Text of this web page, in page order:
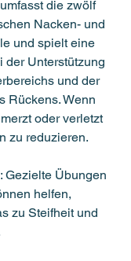
die zwölf
Nacken- und
und spielt eine
Unterstützung
und der
Rückens. Wenn
oder verletzt
zu reduzieren.
Gezielte Übungen
helfen,
zu Steifheit und